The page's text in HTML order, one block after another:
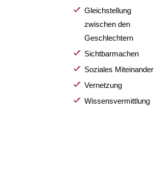
Gleichstellung
zwischen den
Geschlechtern
Sichtbarmachen
Soziales Miteinander
Vernetzung
Wissensvermittlung